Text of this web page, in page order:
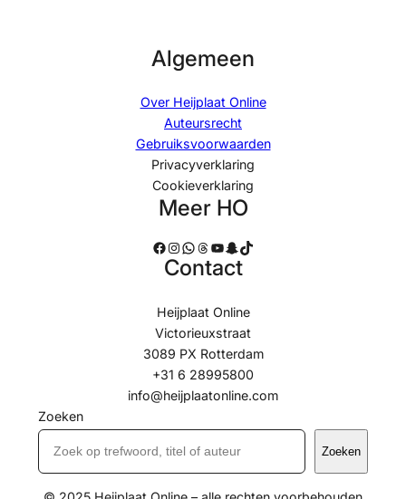
Algemeen
Over Heijplaat Online
Auteursrecht
Gebruiksvoorwaarden
Privacyverklaring
Cookieverklaring
Meer HO
Facebook Instagram WhatsApp Threads YouTube Snapchat TikTok
Contact
Heijplaat Online
Victorieuxstraat
3089 PX Rotterdam
+31 6 28995800
info@heijplaatonline.com
Zoeken
Zoeken